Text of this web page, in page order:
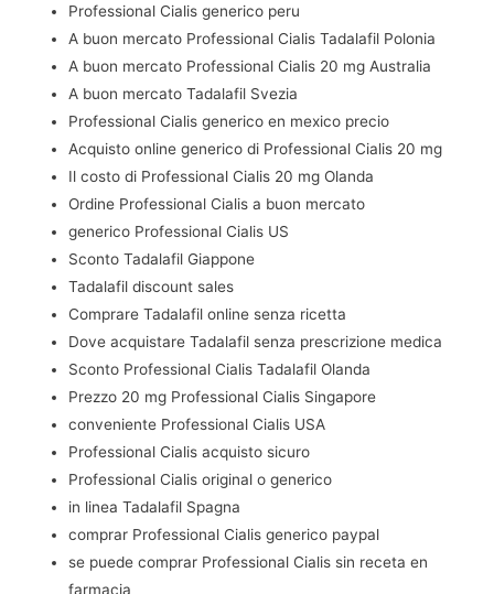
Professional Cialis generico peru
A buon mercato Professional Cialis Tadalafil Polonia
A buon mercato Professional Cialis 20 mg Australia
A buon mercato Tadalafil Svezia
Professional Cialis generico en mexico precio
Acquisto online generico di Professional Cialis 20 mg
Il costo di Professional Cialis 20 mg Olanda
Ordine Professional Cialis a buon mercato
generico Professional Cialis US
Sconto Tadalafil Giappone
Tadalafil discount sales
Comprare Tadalafil online senza ricetta
Dove acquistare Tadalafil senza prescrizione medica
Sconto Professional Cialis Tadalafil Olanda
Prezzo 20 mg Professional Cialis Singapore
conveniente Professional Cialis USA
Professional Cialis acquisto sicuro
Professional Cialis original o generico
in linea Tadalafil Spagna
comprar Professional Cialis generico paypal
se puede comprar Professional Cialis sin receta en
farmacia